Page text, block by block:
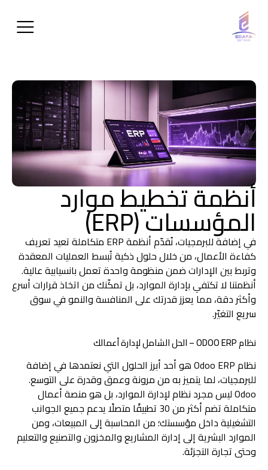
أنظمة تخطيط موارد
المؤسسات (ERP)
في إضافة للبرمجيات، نُقدّم أنظمة ERP متكاملة تعيد تعريف
كفاءة الأعمال، من خلال حلول ذكية تُبسط العمليات المعقدة
وتربط بين الإدارات ضمن منظومة واحدة تعمل بانسيابية عالية.
أنظمتنا لا تكتفي بإدارة الموارد، بل تمكّنك من اتخاذ قرارات أسرع
وأكثر دقة، مما يعزز قدرتك على المنافسة والنمو في سوق
سريع التغيّر.
نظام ODOO ERP – الحل الشامل لإدارة أعمالك
نظام Odoo ERP هو أحد أبرز الحلول التي نعتمدها في إضافة
للبرمجيات، لما يتميز به من مرونة وعمق وقدرة على التوسع.
Odoo ليس مجرد نظام لإدارة الموارد، بل هو منصة أعمال
متكاملة تضم أكثر من 30 تطبيقًا متصلًا يدعم جميع الجوانب
التشغيلية داخل مؤسستك؛ من المحاسبة إلى المبيعات، ومن
الموارد البشرية إلى إدارة المشاريع والمخزون والتصنيع والتعليم
وحتى تجارة التجزئة.